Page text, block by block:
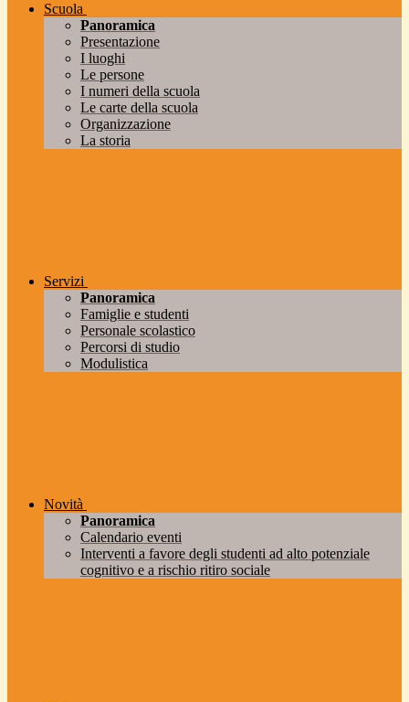
Scuola
Panoramica
Presentazione
I luoghi
Le persone
I numeri della scuola
Le carte della scuola
Organizzazione
La storia
Servizi
Panoramica
Famiglie e studenti
Personale scolastico
Percorsi di studio
Modulistica
Novità
Panoramica
Calendario eventi
Interventi a favore degli studenti ad alto potenziale
cognitivo e a rischio ritiro sociale